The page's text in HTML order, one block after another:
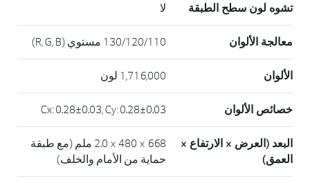
تشوه لون سطح الطبقة لا
معالجة الألوان 130/120/110 مستوي (R, G, B)
الألوان 1,716,000 لون
خصائص الألوان Cx: 0.28±0.03, Cy: 0.28±0.03
البعد (العرض × الارتفاع ×
العمق)
668 × 480 × 2.0 ملم (مع طبقة
حماية من الأمام والخلف)